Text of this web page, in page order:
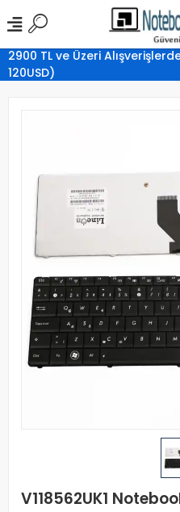
2900 TL ve Üzeri
120USD)
V118562UK1